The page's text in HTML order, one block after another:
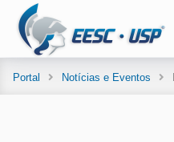
Portal Notícias e Eventos